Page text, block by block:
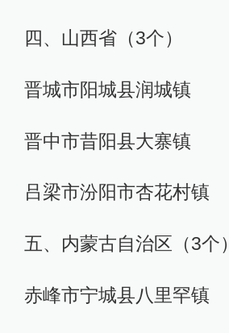
四、山西省（3个）
晋城市阳城县润城镇
晋中市昔阳县大寨镇
吕梁市汾阳市杏花村镇
五、内蒙古自治区（3个）
赤峰市宁城县八里罕镇